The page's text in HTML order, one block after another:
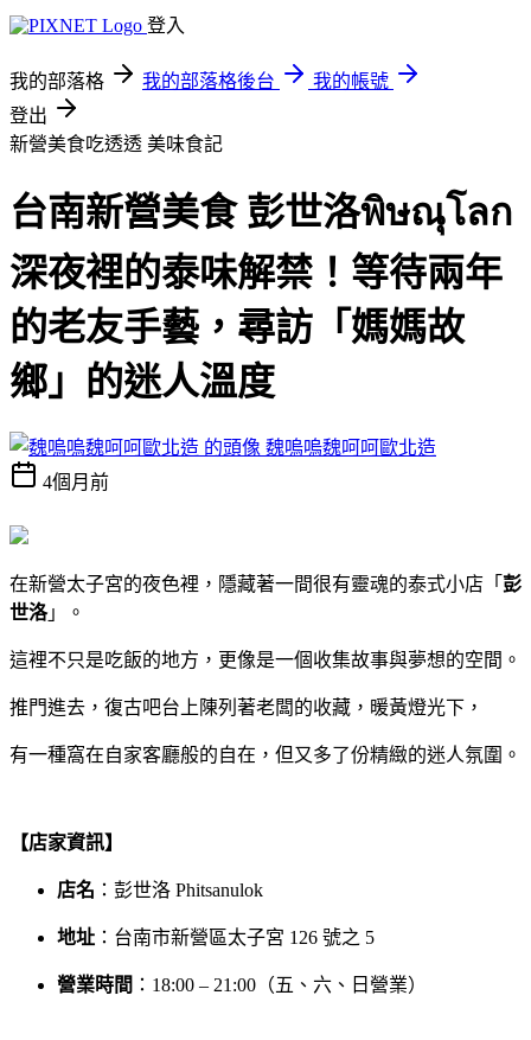
登入
我的部落格 我的部落格後台
我的帳號
登出
新營美食吃透透 美味食記
台南新營美食 彭世洛พิษณุโลก
深夜裡的泰味解禁！等待兩年
的老友手藝，尋訪「媽媽故
鄉」的迷人溫度
魏嗚嗚魏呵呵歐北造
4個月前
在新營太子宮的夜色裡，隱藏著一間很有靈魂的泰式小店「 彭
世洛」。
這裡不只是吃飯的地方，更像是一個收集故事與夢想的空間。
推門進去，復古吧台上陳列著老闆的收藏，暖黃燈光下，
有一種窩在自家客廳般的自在，但又多了份精緻的迷人氛圍。
【店家資訊】
店名 ：彭世洛 Phitsanulok
地址 ：台南市新營區太子宮 126 號之 5
營業時間 ：18:00 – 21:00（五、六、日營業）